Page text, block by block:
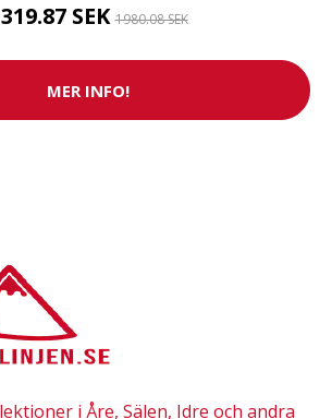
SEK1980.08 SEK
MER INFO!
i Åre, Sälen, Idre och andra